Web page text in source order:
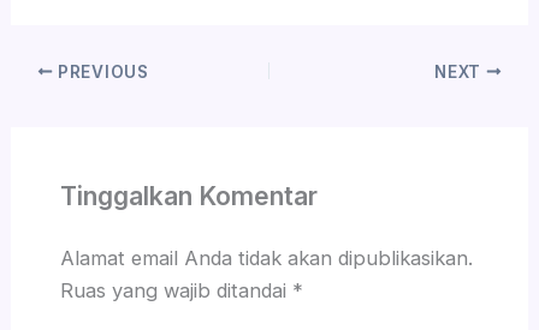
PREVIOUS NEXT
Tinggalkan Komentar
Alamat email Anda tidak akan dipublikasikan.
Ruas yang wajib ditandai *